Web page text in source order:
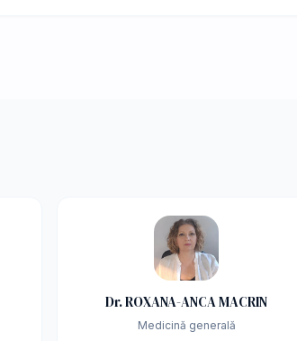
Dr. ROXANA-ANCA MACRIN
Medicină generală